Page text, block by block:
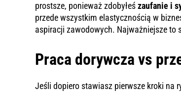
prostsze, ponieważ zdobyłeśzaufanie i
przede wszystkim elastycznością w
aspiracji zawodowych. Najważniejsze to
Praca dorywcza vs
Jeśli dopiero stawiasz pierwsze kroki na